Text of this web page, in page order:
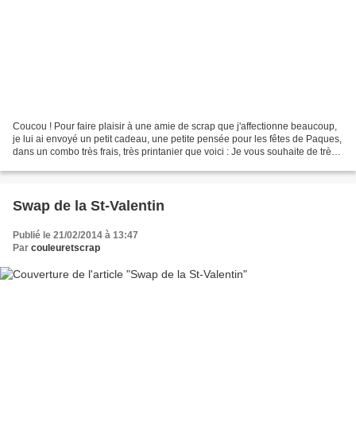
Coucou ! Pour faire plaisir à une amie de scrap que j'affectionne beaucoup,
je lui ai envoyé un petit cadeau, une petite pensée pour les fêtes de Paques,
dans un combo très frais, très printanier que voici : Je vous souhaite de très
Swap de la St-Valentin
Publié le 21/02/2014 à 13:47
Par couleuretscrap